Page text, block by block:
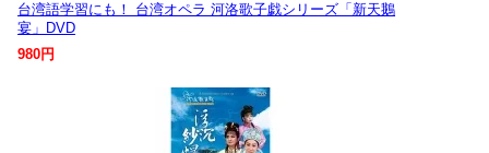
台湾語学習にも！ 台湾オペラ 河洛歌子戯シリーズ「新天鵝
宴」DVD
980円